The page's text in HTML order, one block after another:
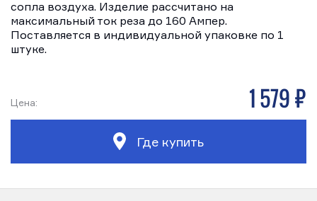
сопла воздуха. Изделие рассчитано на
максимальный ток реза до 160 Ампер.
Поставляется в индивидуальной упаковке по 1
штуке.
Цена: 1 579 р
Где купить